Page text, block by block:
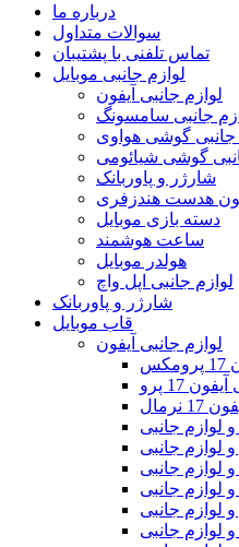
درباره ما
سوالات متداول
تماس تلفنی با پشتیبان
لوازم جانبی موبایل
لوازم جانبی آیفون
جانبی سامسونگ
جانبی گوشی هواوی
گوشی شیائومی
شارژر و پاوربانک
هدست هندزفری
دسته بازی موبایل
ساعت هوشمند
هولدر موبایل
لوازم جانبی اپل واچ
شارژر و پاوربانک
قاب موبایل
لوازم جانبی آیفون
17 پرو
نرمال